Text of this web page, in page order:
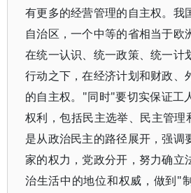
有更多的经营管理的自主权。我
自治区，一个中等的省相当于欧
在统一认识、统一政策、统一计
行动之下，在经济计划和财政、
的自主权。"同时"要切实保证工
权利，包括民主选举、民主管
是从政治民主的路径展开，强调
家的权力，党政分开，努力确立
治生活中的地位和权威，做到"